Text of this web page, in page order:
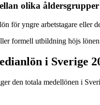
olika
för yngre arbetstagare eller
formell utbildning höjs
i Sverige
den totala medellönen i